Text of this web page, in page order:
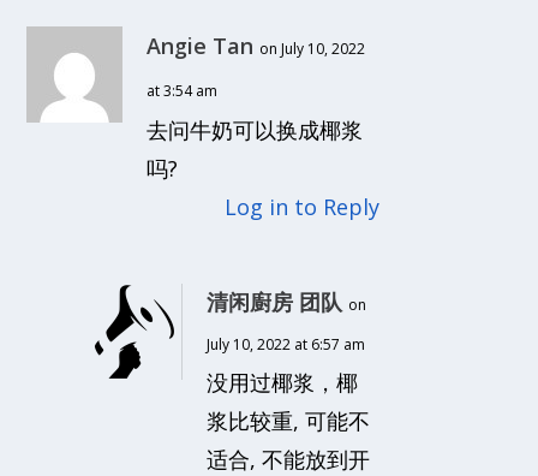
Angie Tan on July 10, 2022
at 3:54 am
去问牛奶可以换成椰浆
吗?
Log in to Reply
清闲廚房 团队 on
July 10, 2022 at 6:57 am
没用过椰浆，椰
浆比较重, 可能不
适合, 不能放到开